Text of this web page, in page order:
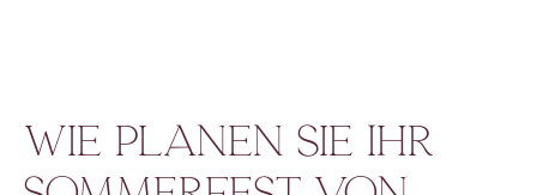
Wie planen Sie Ihr